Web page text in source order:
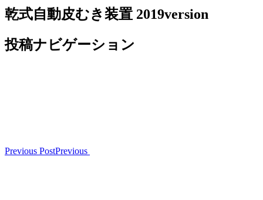
乾式自動皮むき装置 2019version
投稿ナビゲーション
Previous PostPrevious